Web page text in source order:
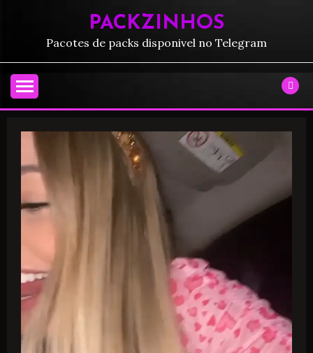
PACKZINHOS
Pacotes de packs disponivel no Telegram